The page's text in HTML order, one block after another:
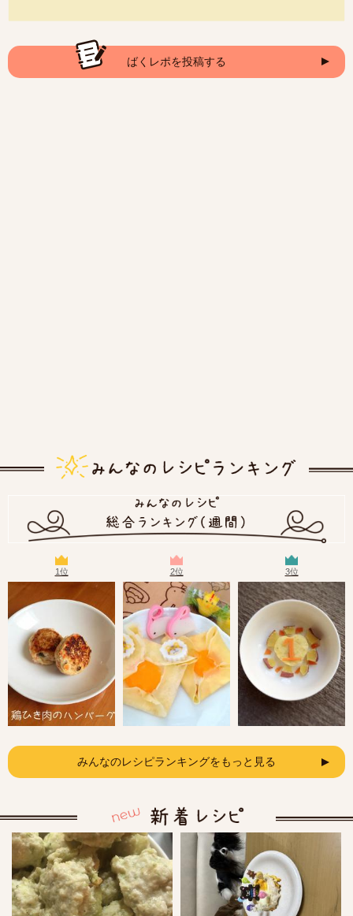
ばくレポを投稿する
1位 2位 3位
みんなのレシピランキングをもっと見る